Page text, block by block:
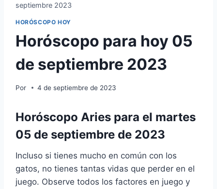
septiembre 2023
HORÓSCOPO HOY
Horóscopo para hoy 05
de septiembre 2023
Por 4 de septiembre de 2023
Horóscopo Aries para el martes
05 de septiembre de 2023
Incluso si tienes mucho en común con los
gatos, no tienes tantas vidas que perder en el
juego. Observe todos los factores en juego y